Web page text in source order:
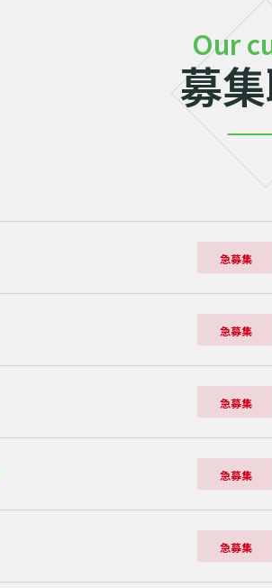
Our
募
急募集
急募集
急募集
急募集
急募集